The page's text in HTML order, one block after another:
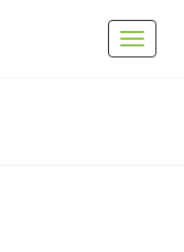
Toggle